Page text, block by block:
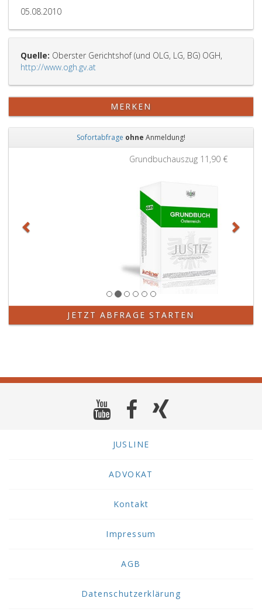
05.08.2010
Quelle: Oberster Gerichtshof (und OLG, LG, BG) OGH,
http://www.ogh.gv.at
MERKEN
Sofortabfrage ohne Anmeldung!
Grundbuchauszug11,90 €
JETZT ABFRAGE STARTEN
JUSLINE
ADVOKAT
Kontakt
Impressum
AGB
Datenschutzerklärung